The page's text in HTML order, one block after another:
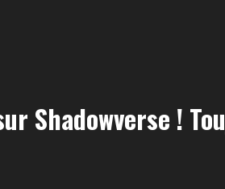
Shadowverse !